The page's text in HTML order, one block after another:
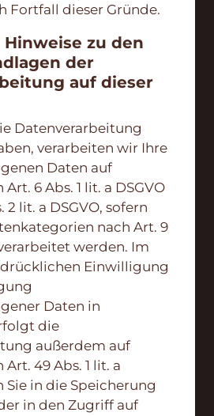
Fortfall dieser Gründe.
zu den
der
auf dieser
Datenverarbeitung
verarbeiten wir Ihre
Daten auf
6 Abs. 1 lit. a DSGVO
2 lit. a DSGVO, sofern
nach Art. 9
verarbeitet werden. Im
Einwilligung
Daten in
die
außerdem auf
49 Abs. 1 lit. a
Sie in die Speicherung
in den Zugriff auf